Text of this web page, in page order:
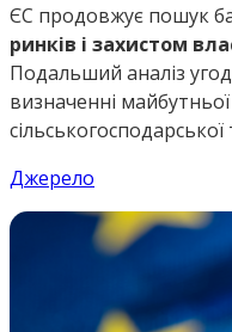
ЄС продовжує пошук
ринків і захистом
Подальший аналіз
визначенні
сільськогосподарської
Джерело